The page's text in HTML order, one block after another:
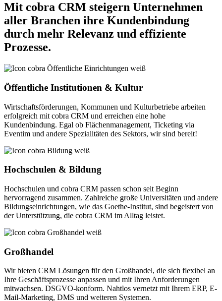
Mit cobra CRM steigern Unternehmen
aller Branchen ihre Kundenbindung
durch mehr Relevanz und effiziente
Prozesse.
Öffentliche Institutionen & Kultur
Wirtschaftsförderungen, Kommunen und Kulturbetriebe arbeiten
erfolgreich mit cobra CRM und erreichen eine hohe
Kundenbindung. Egal ob Flächenmanagement, Ticketing via
Eventim und andere Spezialitäten des Sektors, wir sind bereit!
Hochschulen & Bildung
Hochschulen und cobra CRM passen schon seit Beginn
hervorragend zusammen. Zahlreiche große Universitäten und andere
Bildungseinrichtungen, wie das Goethe-Institut, sind begeistert von
der Unterstützung, die cobra CRM im Alltag leistet.
Großhandel
Wir bieten CRM Lösungen für den Großhandel, die sich flexibel an
Ihre Geschäftsprozesse anpassen und mit Ihren Anforderungen
mitwachsen. DSGVO-konform. Nahtlos vernetzt mit Ihrem ERP, E-
Mail-Marketing, DMS und weiteren Systemen.